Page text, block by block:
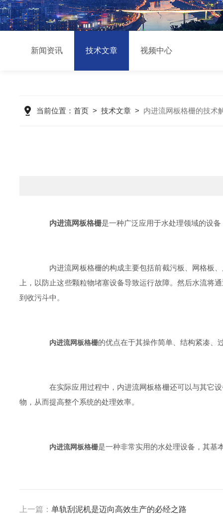
新闻资讯 技术文章 视频中心
当前位置： 首页 > 技术文章 > 内进流网板格栅的技术
内进流网板格栅是一种广泛应用于水处理领域的设
内进流网板格栅的构成主要包括前截污板、网格板、
上，以防止这些颗粒物堵塞设备导致运行故障。然后水流
到收污斗中。
内进流网板格栅的优点在于其操作简单、结构紧凑、
在实际应用过程中，内进流网板格栅还可以与其它设
物，从而提高整个系统的处理效率。
内进流网板格栅是一种非常实用的水处理设备，其基
上一篇： 单轨刮泥机是迈向高效生产的必经之路